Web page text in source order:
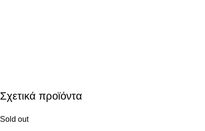
Σχετικά προϊόντα
Sold out